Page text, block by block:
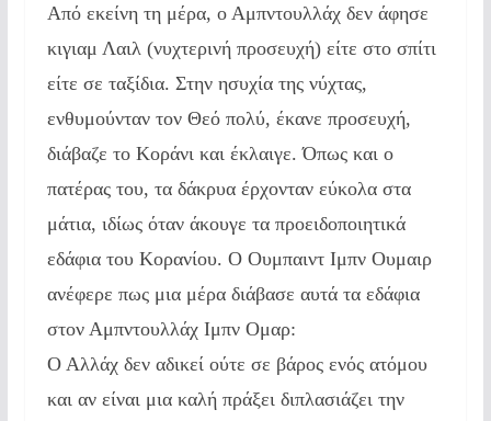
Από εκείνη τη μέρα, ο Αμπντουλλάχ δεν άφησε
κιγιαμ Λαιλ (νυχτερινή προσευχή) είτε στο σπίτι
είτε σε ταξίδια. Στην ησυχία της νύχτας,
ενθυμούνταν τον Θεό πολύ, έκανε προσευχή,
διάβαζε το Κοράνι και έκλαιγε. Όπως και ο
πατέρας του, τα δάκρυα έρχονταν εύκολα στα
μάτια, ιδίως όταν άκουγε τα προειδοποιητικά
εδάφια του Κορανίου. Ο Ουμπαιντ Ιμπν Ουμαιρ
ανέφερε πως μια μέρα διάβασε αυτά τα εδάφια
στον Αμπντουλλάχ Ιμπν Ομαρ:
Ο Αλλάχ δεν αδικεί ούτε σε βάρος ενός ατόμου
και αν είναι μια καλή πράξει διπλασιάζει την